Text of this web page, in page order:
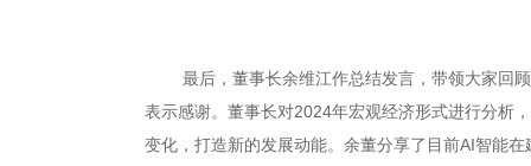
最后，董事长余维江作总结发言，带领大家回顾
表示感谢。董事长对2024年宏观经济形式进行分析
变化，打造新的发展动能。余董分享了目前AI智能